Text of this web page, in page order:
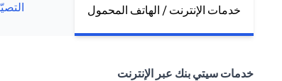
خدمات الإنترنت / الهاتف المحمول
خدمات سيتي بنك عبر الإنترنت